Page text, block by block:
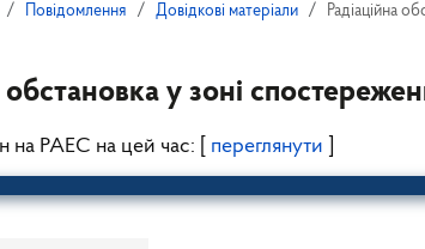
Повідомлення Довідкові матеріали Радіаційна
обстановка у зоні
на РАЕС на цей час: [ переглянути